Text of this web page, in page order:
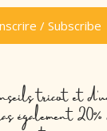
/ Subscribe
tricot et
également